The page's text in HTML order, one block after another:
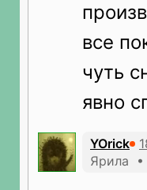
все
чуть
явно
YOrick
Ярила •